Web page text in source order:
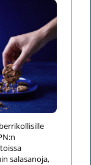
salasanoja,